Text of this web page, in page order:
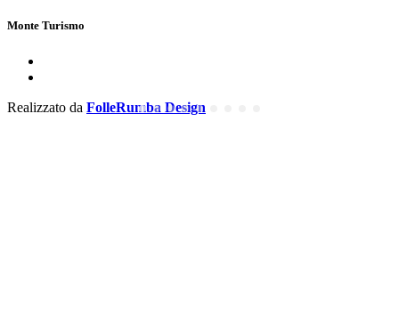
Monte Turismo
Realizzato da FolleRumba Design